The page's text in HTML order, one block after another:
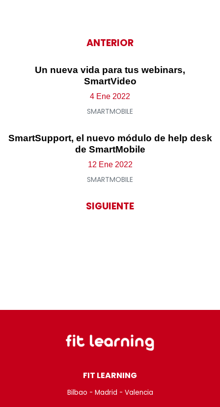
ANTERIOR
Un nueva vida para tus webinars,
SmartVideo
4 Ene 2022
SMARTMOBILE
SmartSupport, el nuevo módulo de help desk
de SmartMobile
12 Ene 2022
SMARTMOBILE
SIGUIENTE
FIT LEARNING
Bilbao - Madrid - Valencia